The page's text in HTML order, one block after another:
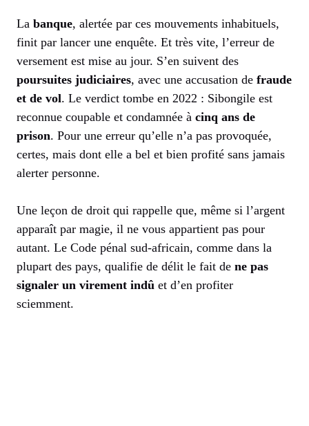
La banque, alertée par ces mouvements inhabituels,
finit par lancer une enquête. Et très vite, l’erreur de
versement est mise au jour. S’en suivent des
poursuites judiciaires, avec une accusation de fraude
et de vol. Le verdict tombe en 2022 : Sibongile est
reconnue coupable et condamnée à cinq ans de
prison. Pour une erreur qu’elle n’a pas provoquée,
certes, mais dont elle a bel et bien profité sans jamais
alerter personne.
Une leçon de droit qui rappelle que, même si l’argent
apparaît par magie, il ne vous appartient pas pour
autant. Le Code pénal sud-africain, comme dans la
plupart des pays, qualifie de délit le fait de ne pas
signaler un virement indû et d’en profiter
sciemment.